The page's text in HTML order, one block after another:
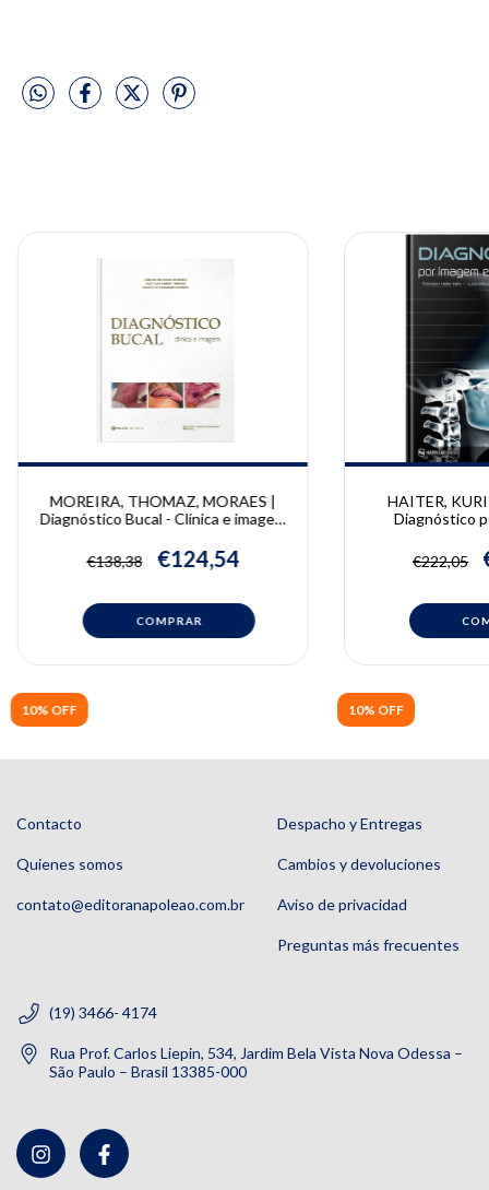
10% OFF
MOREIRA, THOMAZ, MORAES |
Diagnóstico Bucal - Clínica e imagem
Alexandre Thomaz, Paulo de
Camargo Moraes
€138,38 €124,54
10% OFF
HAITER,
Diagnóstico
Lucio M. Kurita
€222,05
Contacto
Quienes somos
contato@editoranapoleao.com.br
Despacho y Entregas
Cambios y devoluciones
Aviso de privacidad
Preguntas más frecuentes
(19) 3466- 4174
Rua Prof. Carlos Liepin, 534, Jardim Bela Vista Nova Odessa –
São Paulo – Brasil 13385-000